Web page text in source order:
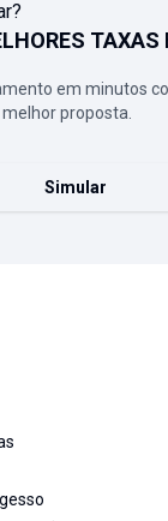
TAXAS
em minutos
proposta.
Simular